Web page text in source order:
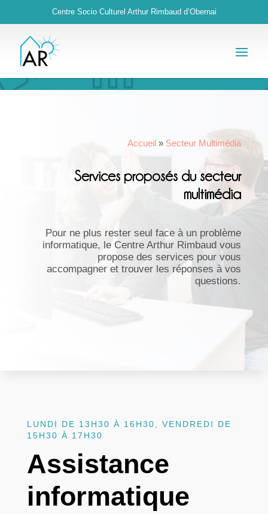
Centre Socio Culturel Arthur Rimbaud d’Obernai
Accueil » Secteur Multimédia
Services proposés du secteur
multimédia
Pour ne plus rester seul face à un problème
informatique, le Centre Arthur Rimbaud vous
propose des services pour vous
accompagner et trouver les réponses à vos
questions.
LUNDI DE 13H30 À 16H30, VENDREDI DE
15H30 À 17H30
Assistance
informatique